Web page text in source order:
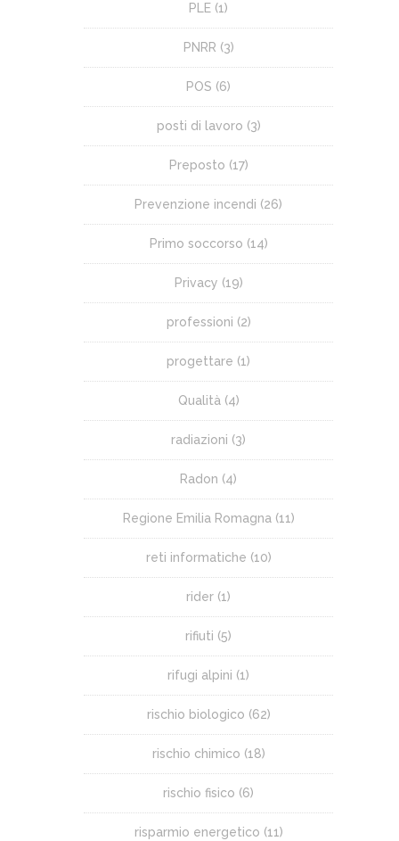
PLE (1)
PNRR (3)
POS (6)
posti di lavoro (3)
Preposto (17)
Prevenzione incendi (26)
Primo soccorso (14)
Privacy (19)
professioni (2)
progettare (1)
Qualità (4)
radiazioni (3)
Radon (4)
Regione Emilia Romagna (11)
reti informatiche (10)
rider (1)
rifiuti (5)
rifugi alpini (1)
rischio biologico (62)
rischio chimico (18)
rischio fisico (6)
risparmio energetico (11)